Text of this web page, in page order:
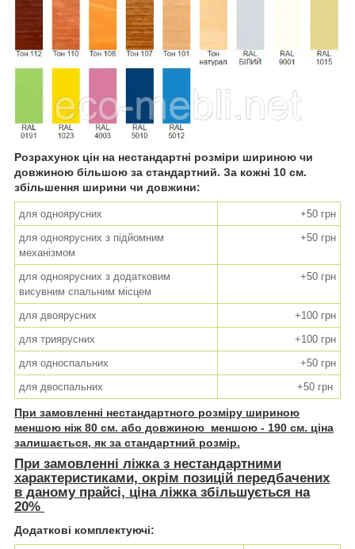
Розрахунок цін на нестандартні розміри шириною чи
довжиною більшою за стандартний. За кожні 10 см.
збільшення ширини чи довжини:
для одноярусних
+50 грн
для одноярусних з підйомним
механізмом
+50 грн
для одноярусних з додатковим
висувним спальним місцем
+50 грн
для двоярусних
+100 грн
для триярусних
+100 грн
для односпальних
+50 грн
для двоспальних
+50 грн
При замовленні нестандартного розміру шириною
меншою ніж 80 см. або довжиною меншою - 190 см. ціна
залишається, як за стандартний розмір.
При замовленні ліжка з нестандартними
характеристиками, окрім позицій передбачених
в даному прайсі, ціна ліжка збільшується на
20%
Додаткові комплектуючі: